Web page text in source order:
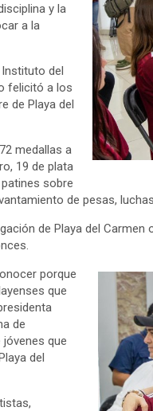
y la
a la
del
felicitó a los
de Playa del
medallas a
19 de plata
sobre
de pesas,
de Playa del
porque
que
de
que
del